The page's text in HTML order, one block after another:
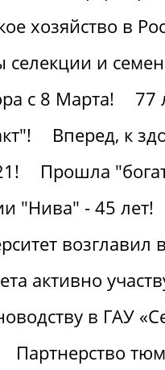
хозяйство в
и
с 8 Марта!
77
Вперед, к
Прошла
"Нива" - 45 лет!
возглавил
активно
в ГАУ
Партнерство